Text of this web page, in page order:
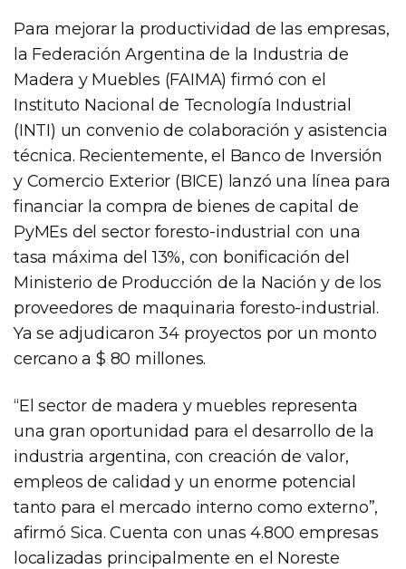
Para mejorar la productividad de las empresas,
la Federación Argentina de la Industria de
Madera y Muebles (FAIMA) firmó con el
Instituto Nacional de Tecnología Industrial
(INTI) un convenio de colaboración y asistencia
técnica. Recientemente, el Banco de Inversión
y Comercio Exterior (BICE) lanzó una línea para
financiar la compra de bienes de capital de
PyMEs del sector foresto-industrial con una
tasa máxima del 13%, con bonificación del
Ministerio de Producción de la Nación y de los
proveedores de maquinaria foresto-industrial.
Ya se adjudicaron 34 proyectos por un monto
cercano a $ 80 millones.
“El sector de madera y muebles representa
una gran oportunidad para el desarrollo de la
industria argentina, con creación de valor,
empleos de calidad y un enorme potencial
tanto para el mercado interno como externo”,
afirmó Sica. Cuenta con unas 4.800 empresas
localizadas principalmente en el Noreste